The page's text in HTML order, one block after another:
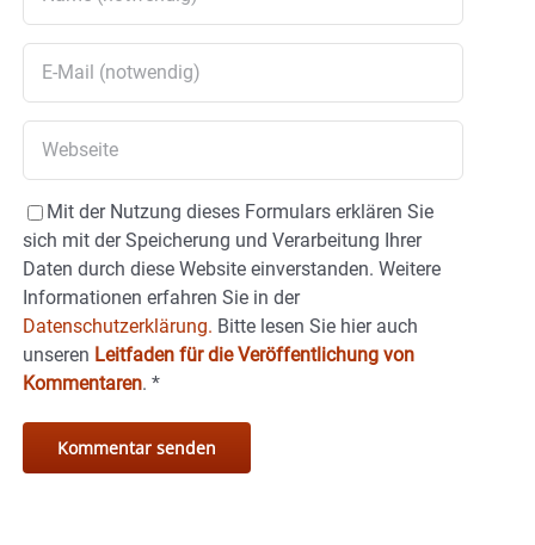
Mit der Nutzung dieses Formulars erklären Sie
sich mit der Speicherung und Verarbeitung Ihrer
Daten durch diese Website einverstanden. Weitere
Informationen erfahren Sie in der
Datenschutzerklärung. Bitte lesen Sie hier auch
unseren Leitfaden für die Veröffentlichung von
Kommentaren. *